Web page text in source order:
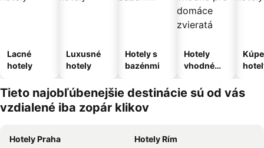
Lacné
hotely
Luxusné
hotely
Hotely s
bazénmi
Hotely
vhodné
domáce
zvieratá
Tieto najobľúbenejšie destinácie sú od vás
vzdialené iba zopár klikov
Hotely Praha
Hotely Rím